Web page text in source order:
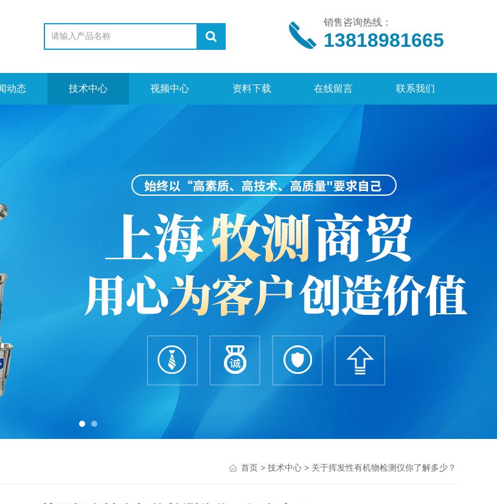
销售咨询热线：
13818981665
动态 技术中心 视频中心 资料下载 在线留言 联系我们
首页> 技术中心> 关于挥发性有机物检测仪你了解多少？